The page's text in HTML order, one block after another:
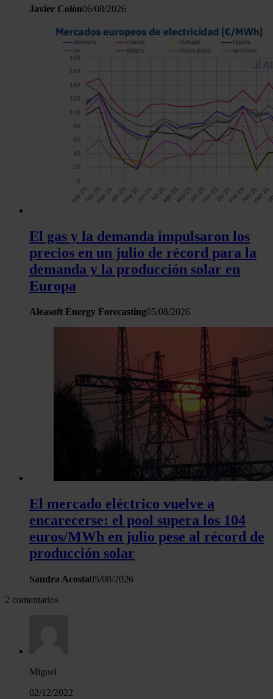
Javier Colón06/08/2026
El gas y la demanda impulsaron los
precios en un julio de récord para la
demanda y la producción solar en
Europa
Aleasoft Energy Forecasting05/08/2026
El mercado eléctrico vuelve a
encarecerse: el pool supera los 104
euros/MWh en julio pese al récord de
producción solar
Sandra Acosta05/08/2026
2 comentarios
Miguel
02/12/2022